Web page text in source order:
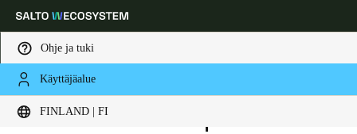
Ohje ja tuki
Käyttäjäalue
FINLAND | FI
Choose your location and language settings
HOME TOIMIALAT
HOTEL RIU PLAZA ESPAÑA
Hotel RIU Plaza España